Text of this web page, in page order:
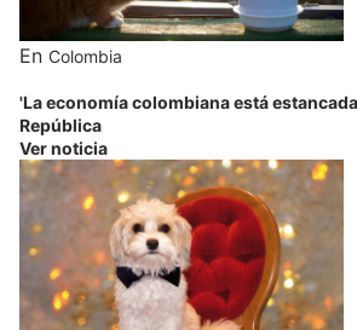
En Colombia
'La economía colombiana está
República
Ver noticia